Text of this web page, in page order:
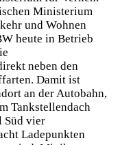
Ministerium
und Wohnen
heute in Betrieb
neben den
Damit ist
an der Autobahn,
Tankstellendach
Süd vier
Ladepunkten